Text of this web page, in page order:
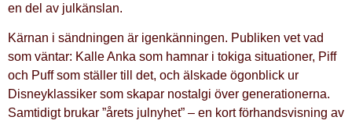
en del av julkänslan.
Kärnan i sändningen är igenkänningen. Publiken vet vad
som väntar: Kalle Anka som hamnar i tokiga situationer, Piff
och Puff som ställer till det, och älskade ögonblick ur
Disneyklassiker som skapar nostalgi över generationerna.
Samtidigt brukar ”årets julnyhet” – en kort förhandsvisning av